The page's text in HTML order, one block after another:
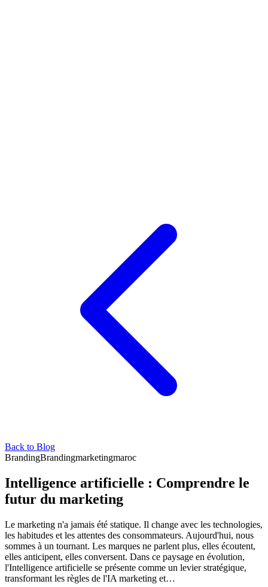
Back to Blog
BrandingBrandingmarketingmaroc
Intelligence artificielle : Comprendre le
futur du marketing
Le marketing n'a jamais été statique. Il change avec les technologies,
les habitudes et les attentes des consommateurs. Aujourd'hui, nous
sommes à un tournant. Les marques ne parlent plus, elles écoutent,
elles anticipent, elles conversent. Dans ce paysage en évolution,
l'Intelligence artificielle se présente comme un levier stratégique,
transformant les règles de l'IA marketing et…